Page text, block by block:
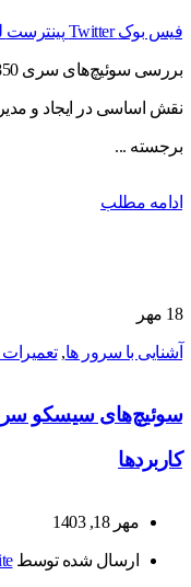
فیس بوک Twitter پینترست
نقش اساسی در ایجاد و
برجسته ...
ادامه مطلب
18 مهر
آشنایی با سرور ها,
کاربردها
مهر 18, 1403
ارسال شده توسط